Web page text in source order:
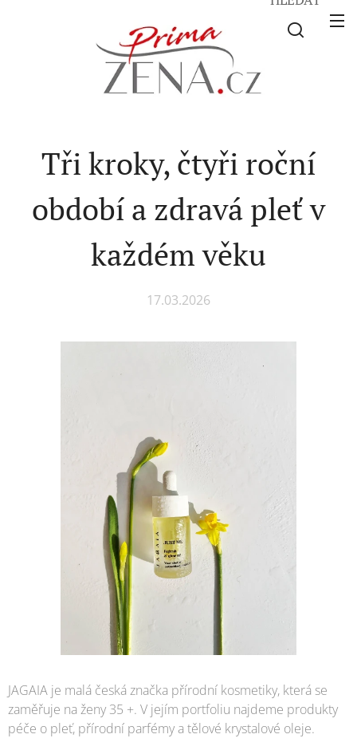
Tři kroky, čtyři roční
období a zdravá pleť v
každém věku
17.03.2026
JAGAIA je malá česká značka přírodní kosmetiky, která se
zaměřuje na ženy 35 +. V jejím portfoliu najdeme produkty
péče o pleť, přírodní parfémy a tělové krystalové oleje.